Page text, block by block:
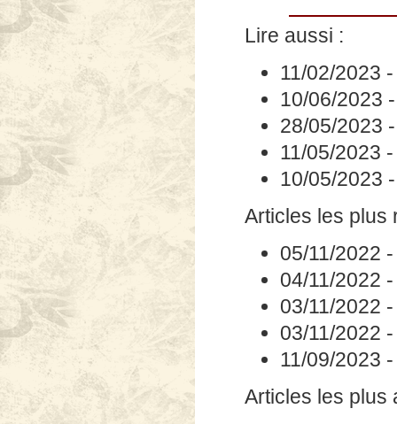
Lire aussi :
11/02/2023
10/06/2023
28/05/2023
11/05/2023
10/05/2023
Articles les plus
05/11/2022
04/11/2022
03/11/2022
03/11/2022
11/09/2023
Articles les plus